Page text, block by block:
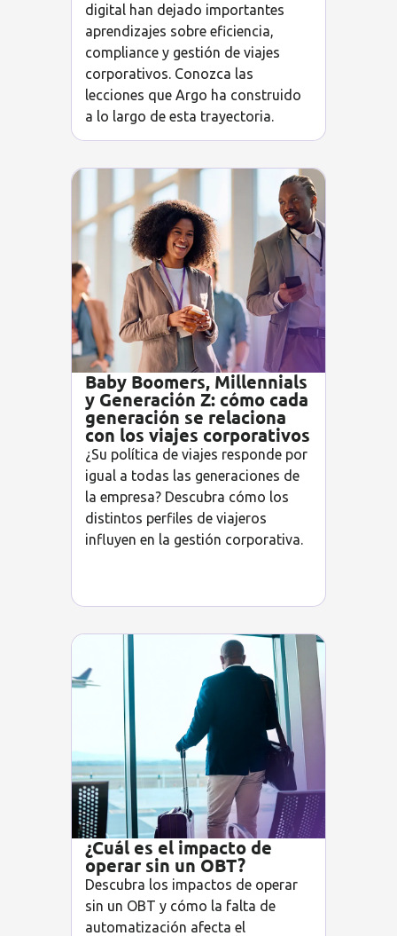
digital han dejado importantes
aprendizajes sobre eficiencia,
compliance y gestión de viajes
corporativos. Conozca las
lecciones que Argo ha construido
a lo largo de esta trayectoria.
Baby Boomers, Millennials
y Generación Z: cómo cada
generación se relaciona
con los viajes corporativos
¿Su política de viajes responde por
igual a todas las generaciones de
la empresa? Descubra cómo los
distintos perfiles de viajeros
influyen en la gestión corporativa.
¿Cuál es el impacto de
operar sin un OBT?
Descubra los impactos de operar
sin un OBT y cómo la falta de
automatización afecta el